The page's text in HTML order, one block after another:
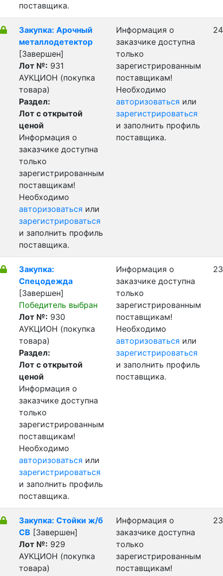
поставщика.
Закупка: Арочный
металлодетектор
[Завершен]
Лот №: 931
АУКЦИОН (покупка
товара)
Раздел:
Лот с открытой
ценой
Информация о
заказчике доступна
только
зарегистрированным
поставщикам!
Необходимо
авторизоваться или
зарегистрироваться
и заполнить профиль
поставщика.
Информация о
заказчике доступна
только
зарегистрированным
поставщикам!
Необходимо
авторизоваться или
зарегистрироваться
и заполнить профиль
поставщика.
Закупка:
Спецодежда
[Завершен]
Победитель выбран
Лот №: 930
АУКЦИОН (покупка
товара)
Раздел:
Лот с открытой
ценой
Информация о
заказчике доступна
только
зарегистрированным
поставщикам!
Необходимо
авторизоваться или
зарегистрироваться
и заполнить профиль
поставщика.
Информация о
заказчике доступна
только
зарегистрированным
поставщикам!
Необходимо
авторизоваться или
зарегистрироваться
и заполнить профиль
поставщика.
Закупка: Стойки ж/б
СВ [Завершен]
Лот №: 929
АУКЦИОН (покупка
товара)
Информация о
заказчике доступна
только
зарегистрированным
поставщикам!